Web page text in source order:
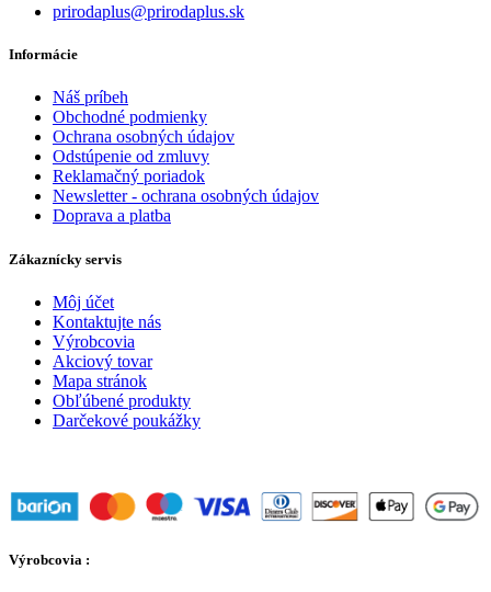
prirodaplus@prirodaplus.sk
Informácie
Náš príbeh
Obchodné podmienky
Ochrana osobných údajov
Odstúpenie od zmluvy
Reklamačný poriadok
Newsletter - ochrana osobných údajov
Doprava a platba
Zákaznícky servis
Môj účet
Kontaktujte nás
Výrobcovia
Akciový tovar
Mapa stránok
Obľúbené produkty
Darčekové poukážky
Výrobcovia :